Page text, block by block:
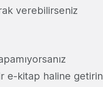
verebilirseniz
e-kitap haline getirin